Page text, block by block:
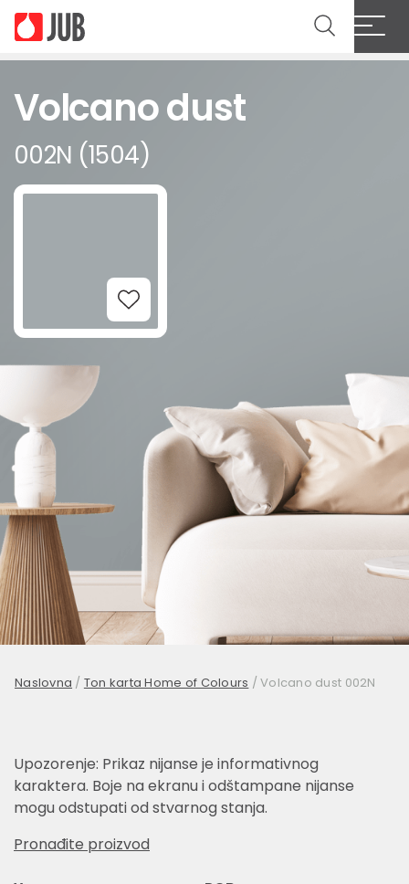
Volcano dust
002N (1504)
Add to Wishlist
Naslovna / Ton karta Home of Colours /Volcano dust 002N
Upozorenje: Prikaz nijanse je informativnog
karaktera. Boje na ekranu i odštampane nijanse
mogu odstupati od stvarnog stanja.
Pronađite proizvod